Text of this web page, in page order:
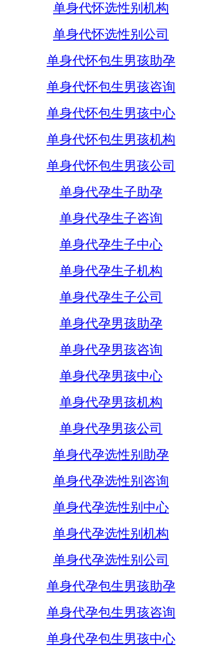
单身代怀选性别机构
单身代怀选性别公司
单身代怀包生男孩助孕
单身代怀包生男孩咨询
单身代怀包生男孩中心
单身代怀包生男孩机构
单身代怀包生男孩公司
单身代孕生子助孕
单身代孕生子咨询
单身代孕生子中心
单身代孕生子机构
单身代孕生子公司
单身代孕男孩助孕
单身代孕男孩咨询
单身代孕男孩中心
单身代孕男孩机构
单身代孕男孩公司
单身代孕选性别助孕
单身代孕选性别咨询
单身代孕选性别中心
单身代孕选性别机构
单身代孕选性别公司
单身代孕包生男孩助孕
单身代孕包生男孩咨询
单身代孕包生男孩中心